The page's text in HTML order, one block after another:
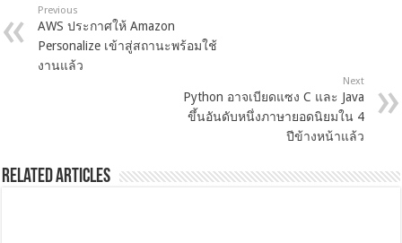
Previous
AWS ประกาศให้ Amazon
Personalize เข้าสู่สถานะพร้อมใช้
งานแล้ว
Next
Python อาจเบียดแซง C และ Java
ขึ้นอันดับหนึ่งภาษายอดนิยมใน 4
ปีข้างหน้าแล้ว
Related Articles